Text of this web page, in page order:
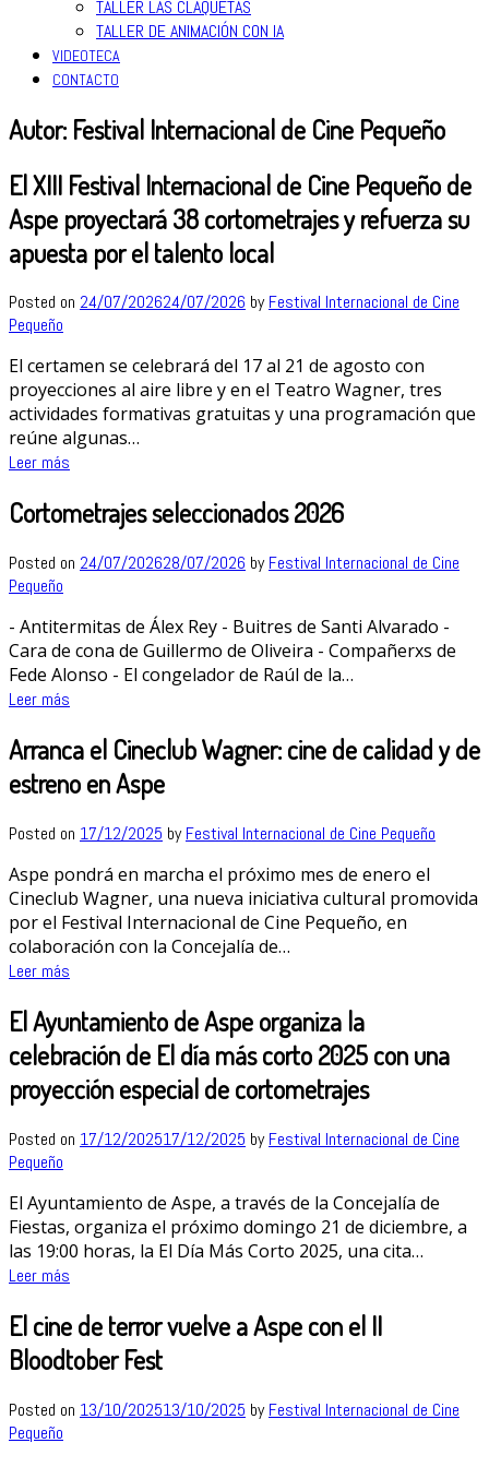
TALLER LAS CLAQUETAS
TALLER DE ANIMACIÓN CON IA
VIDEOTECA
CONTACTO
Autor:Festival Internacional de Cine Pequeño
El XIII Festival Internacional de Cine Pequeño de
Aspe proyectará 38 cortometrajes y refuerza su
apuesta por el talento local
Posted on 24/07/202624/07/2026 byFestival Internacional de Cine
Pequeño
El certamen se celebrará del 17 al 21 de agosto con
proyecciones al aire libre y en el Teatro Wagner, tres
actividades formativas gratuitas y una programación que
reúne algunas…
Leer más
Cortometrajes seleccionados 2026
Posted on 24/07/202628/07/2026 byFestival Internacional de Cine
Pequeño
- Antitermitas de Álex Rey - Buitres de Santi Alvarado -
Cara de cona de Guillermo de Oliveira - Compañerxs de
Fede Alonso - El congelador de Raúl de la…
Leer más
Arranca el Cineclub Wagner: cine de calidad y de
estreno en Aspe
Posted on 17/12/2025 byFestival Internacional de Cine Pequeño
Aspe pondrá en marcha el próximo mes de enero el
Cineclub Wagner, una nueva iniciativa cultural promovida
por el Festival Internacional de Cine Pequeño, en
colaboración con la Concejalía de…
Leer más
El Ayuntamiento de Aspe organiza la
celebración de El día más corto 2025 con una
proyección especial de cortometrajes
Posted on 17/12/202517/12/2025 byFestival Internacional de Cine
Pequeño
El Ayuntamiento de Aspe, a través de la Concejalía de
Fiestas, organiza el próximo domingo 21 de diciembre, a
las 19:00 horas, la El Día Más Corto 2025, una cita…
Leer más
El cine de terror vuelve a Aspe con el II
Bloodtober Fest
Posted on 13/10/202513/10/2025 byFestival Internacional de Cine
Pequeño